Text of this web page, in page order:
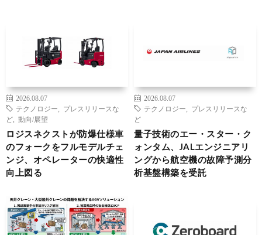
2026.08.07
テクノロジー
プレスリリースな
ど
動向/展望
ロジスネクストが防爆仕様車
のフォークをフルモデルチェ
ンジ、オペレーターの快適性
向上図る
2026.08.07
テクノロジー
プレスリリースな
ど
量子技術のエー・スター・ク
ォンタム、JALエンジニアリ
ングから航空機の故障予測分
析基盤構築を受託